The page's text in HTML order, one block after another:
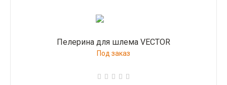
Пелерина для шлема VECTOR
Под заказ